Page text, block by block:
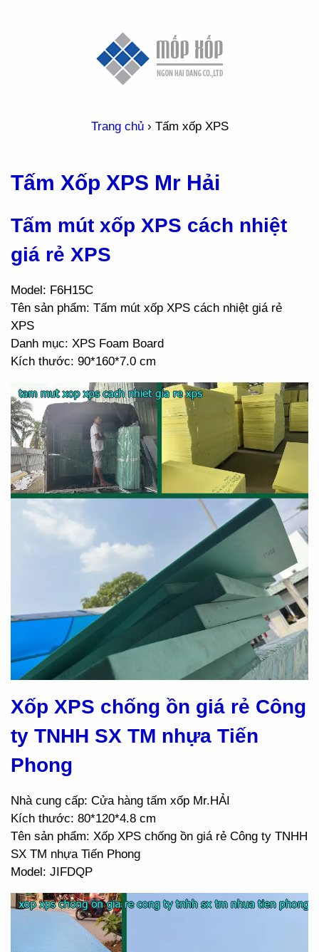
Trang chủ› Tấm xốp XPS
Tấm Xốp XPS Mr Hải
Tấm mút xốp XPS cách nhiệt
giá rẻ XPS
Model: F6H15C
Tên sản phẩm: Tấm mút xốp XPS cách nhiệt giá rẻ
XPS
Danh mục: XPS Foam Board
Kích thước: 90*160*7.0 cm
Xốp XPS chống ồn giá rẻ Công
ty TNHH SX TM nhựa Tiến
Phong
Nhà cung cấp: Cửa hàng tấm xốp Mr.HẢI
Kích thước: 80*120*4.8 cm
Tên sản phẩm: Xốp XPS chống ồn giá rẻ Công ty TNHH
SX TM nhựa Tiến Phong
Model: JIFDQP